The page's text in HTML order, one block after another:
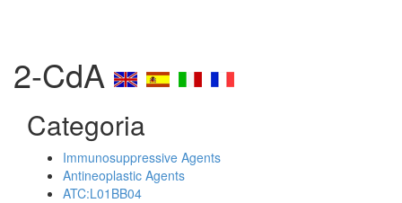
2-CdA
Categoria
Immunosuppressive Agents
Antineoplastic Agents
ATC:L01BB04